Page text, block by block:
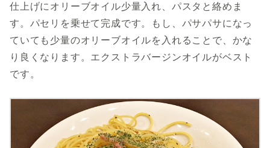
仕上げにオリーブオイル少量入れ、パスタと絡めま
す。パセリを乗せて完成です。もし、パサパサになっ
ていても少量のオリーブオイルを入れることで、かな
り良くなります。エクストラバージンオイルがベスト
です。